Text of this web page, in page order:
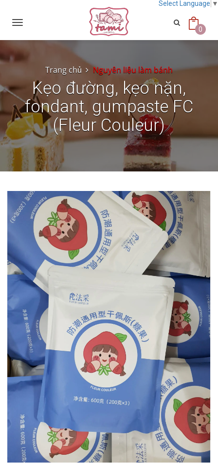
Select Language ▼
0
Toggle
Trang chủ Nguyên liệu làm bánh
Kẹo đường, kẹo nặn,
fondant, gumpaste FC
(Fleur Couleur)